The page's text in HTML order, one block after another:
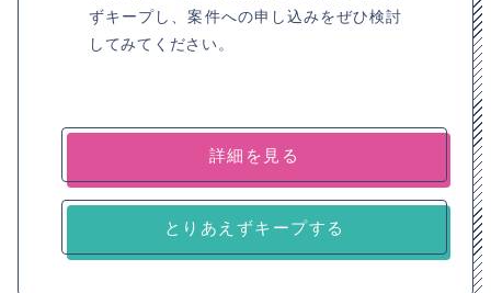
ずキープし、案件への申し込みをぜひ検討
してみてください。
詳細を見る
とりあえずキープする